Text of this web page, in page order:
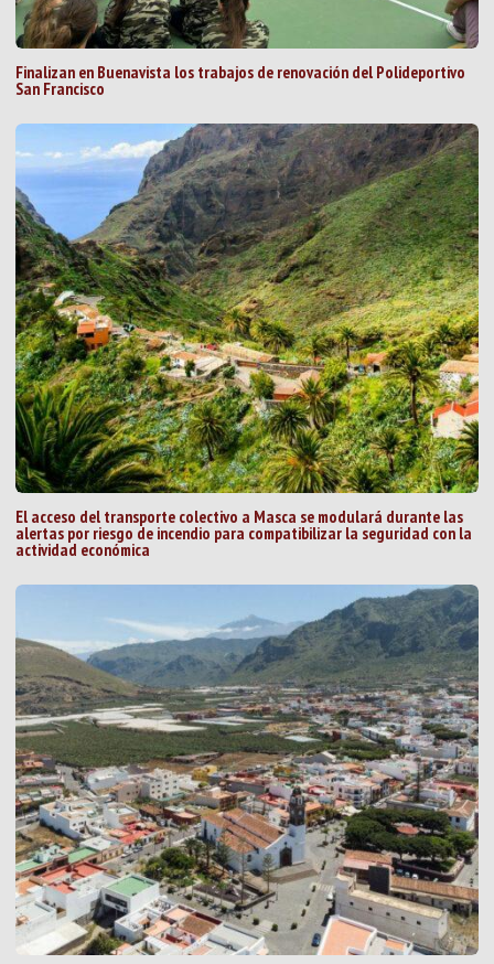
Finalizan en Buenavista los trabajos de renovación del Polideportivo
San Francisco
El acceso del transporte colectivo a Masca se modulará durante las
alertas por riesgo de incendio para compatibilizar la seguridad con la
actividad económica